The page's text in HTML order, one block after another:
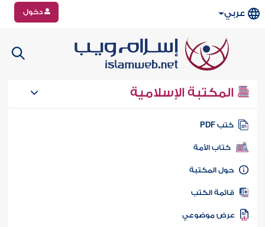
عربي دخول
المكتبة الإسلامية
كتب PDF
كتاب الأمة
المكتبة
الكتب